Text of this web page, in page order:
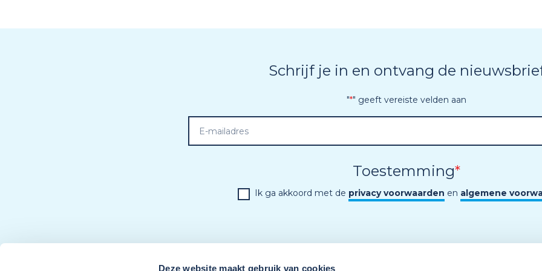
Deze website maakt gebruik van cookies
Schrijf je in en ontvang de
"*" geeft vereiste velden aan
Toestemming*
Ik ga akkoord met de privacy voorwaarden en algemene